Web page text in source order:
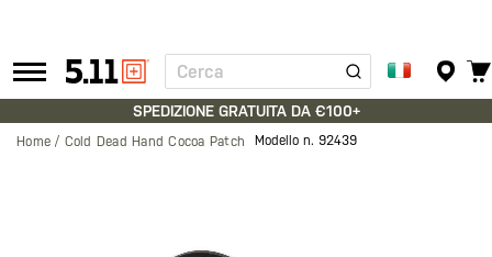
Tactical
Gear
Cerca
SPEDIZIONE GRATUITA DA €100+
Home Cold Dead Hand Cocoa Patch Modello n. 92439